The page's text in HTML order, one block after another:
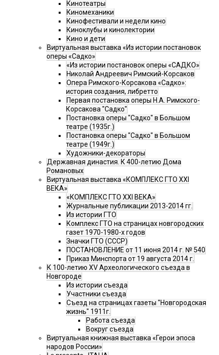
Кинотеатры
Киномеханики
Кинофестивали и недели кино
Киноклубы и кинолектории
Кино и дети
Виртуальная выставка «Из истории постановок
оперы «Садко»
«Из истории постановок оперы «САДКО»
Николай Андреевич Римский-Корсаков
Опера Римского-Корсакова «Садко»:
история создания, либретто
Первая постановка оперы Н.А. Римского-
Корсакова "Садко"
Постановка оперы "Садко" в Большом
театре (1935г.)
Постановка оперы "Садко" в Большом
театре (1949г.)
Художники-декораторы
Державная династия. К 400-летию Дома
Романовых
Виртуальная выставка «КОМПЛЕКС ГТО XXI
ВЕКА»
«КОМПЛЕКС ГТО XXI ВЕКА»
Журнальные публикации 2013-2014 гг.
Из истории ГТО
Комплекс ГТО на страницах новгородских
газет 1970-1980-х годов
Значки ГТО (СССР)
ПОСТАНОВЛЕНИЕ от 11 июня 2014 г. № 540
Приказ Минспорта от 19 августа 2014 г.
К 100-летию XV Археологического съезда в
Новгороде
Из истории съезда
Участники съезда
Cъезд на страницах газеты "Новгородская
жизнь" 1911г.
Работа съезда
Вокруг съезда
Виртуальная книжная выставка «Герои эпоса
народов России»